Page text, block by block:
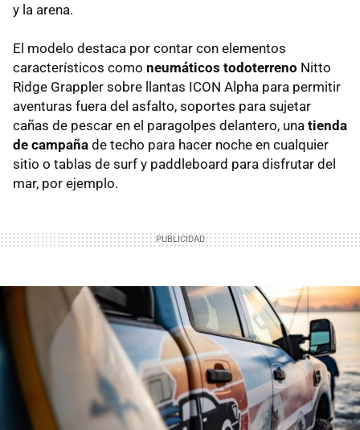
y la arena.
El modelo destaca por contar con elementos
característicos como neumáticos todoterreno Nitto
Ridge Grappler sobre llantas ICON Alpha para permitir
aventuras fuera del asfalto, soportes para sujetar
cañas de pescar en el paragolpes delantero, una tienda
de campaña de techo para hacer noche en cualquier
sitio o tablas de surf y paddleboard para disfrutar del
mar, por ejemplo.